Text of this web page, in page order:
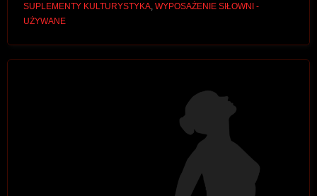
SUPLEMENTY KULTURYSTYKA, WYPOSAŻENIE SIŁOWNI -
UŻYWANE